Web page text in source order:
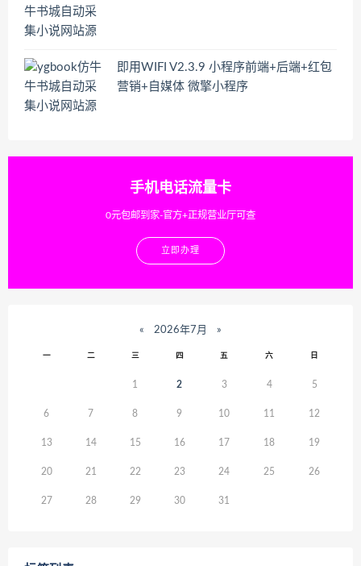
即用WIFI V2.3.9 小程序前端+后端+红包
营销+自媒体 微擎小程序
手机电话流量卡
0元包邮到家-官方+正规营业厅可查
立即办理
« 2026年7月 »
一 二 三 四 五 六 日
1 2 3 4 5
6 7 8 9 10 11 12
13 14 15 16 17 18 19
20 21 22 23 24 25 26
27 28 29 30 31